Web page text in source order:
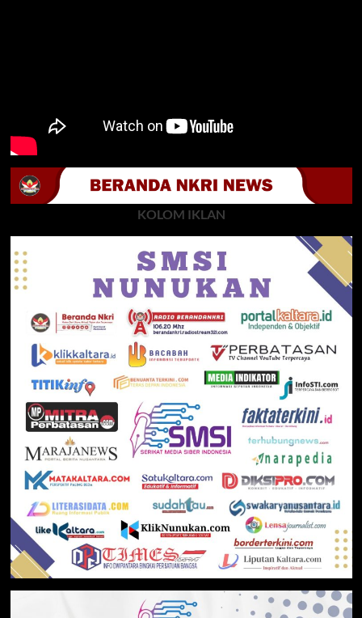
KOLOM IKLAN